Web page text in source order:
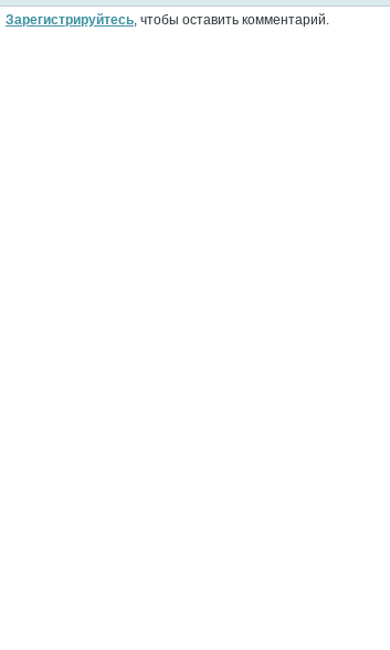
Зарегистрируйтесь, чтобы оставить комментарий.